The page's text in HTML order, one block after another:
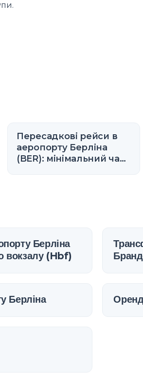
Пересадкові рейси в
аеропорту Берліна
(BER): мінімальний час
Берліна
вокзалу (Hbf)
Берліна